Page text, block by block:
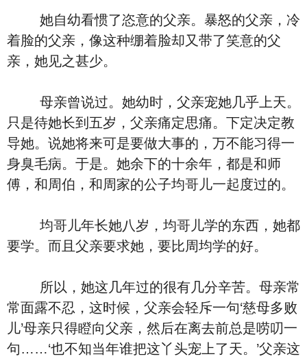
她自幼看惯了恣意的父亲。暴怒的父亲，冷
着脸的父亲，像这种绷着脸却又带了笑意的父
亲，她见之甚少。
母亲曾说过。她幼时，父亲宠她几乎上天。
只是待她长到五岁，父亲痛定思痛。下定决定教
导她。说她将来可是要做大事的，万不能习得一
身臭毛病。于是。她余下的十余年，都是和师
傅，和周伯，和周家的公子均哥儿一起度过的。
均哥儿年长她八岁，均哥儿学的东西，她都
要学。而且父亲要求她，要比周均学的好。
所以，她这几年过的很有几分辛苦。母亲常
常面露不忍，这时候，父亲会轻斥一句‘慈母多败
儿’母亲只得瞪向父亲，然后在离去前总是唠叨一
句……‘也不知当年谁把这丫头宠上了天。’父亲这